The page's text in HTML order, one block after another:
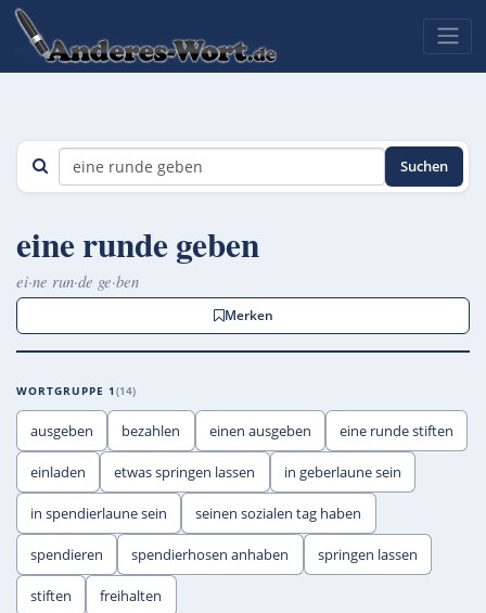
Suchen
eine runde geben
ei·ne run·de ge·ben
Merken
WORTGRUPPE 1 14
ausgeben bezahlen einen ausgeben eine runde stiften
einladen etwas springen lassen in geberlaune sein
in spendierlaune sein seinen sozialen tag haben
spendieren spendierhosen anhaben springen lassen
stiften freihalten